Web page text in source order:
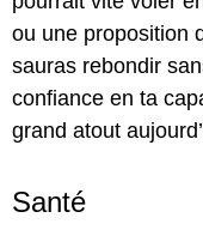
ou une proposition
sauras rebondir
confiance en ta
grand atout
Santé